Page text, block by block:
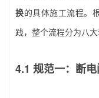
换的具体施工流程。
践，整个流程分为八大
4.1 规范一：断